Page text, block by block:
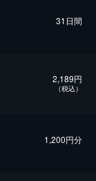
31日間
2,189円
（税込）
1,200円分